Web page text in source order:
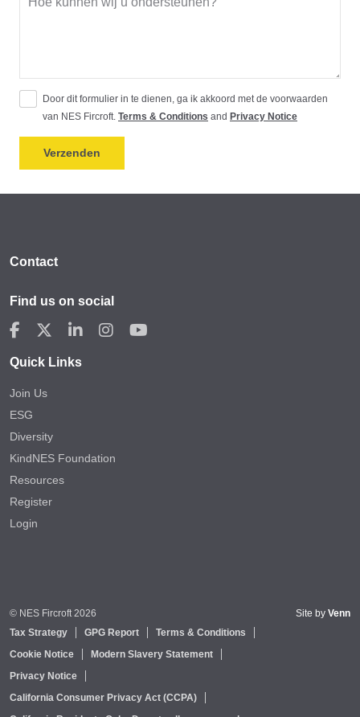
Door dit formulier in te dienen, ga ik akkoord met de voorwaarden
van NES Fircroft. Terms & Conditions and Privacy Notice
Contact
Find us on social
Quick Links
Join Us
ESG
Diversity
KindNES Foundation
Resources
Register
Login
© NES Fircroft 2026
Tax Strategy
GPG Report
Terms & Conditions
Cookie Notice
Modern Slavery Statement
Privacy Notice
California Consumer Privacy Act (CCPA)
Site by Venn